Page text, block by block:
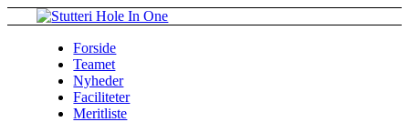
Forside
Teamet
Nyheder
Faciliteter
Meritliste